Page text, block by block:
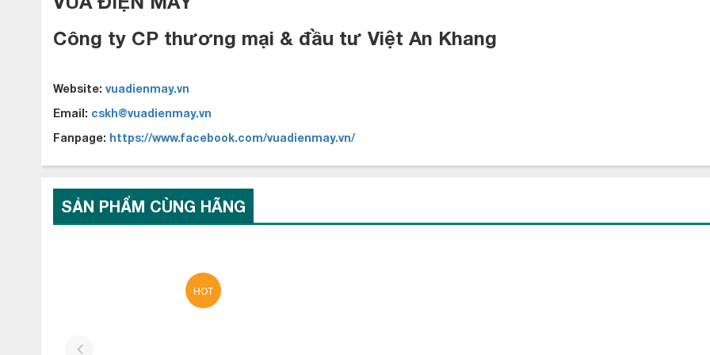
thoải mái dễ chịu, cũng như máy vận hành êm ái giúp bạn có tăng hiệu quả trong công việc cũng như có những phút giây nghỉ
Điều hòa multi Mitsubishi Heavy FDTC25VF p
Công ty CP thương mại & đầu tư Việt An Khang
Website: vuadienmay.vn
Email: cskh@vuadienmay.vn
Fanpage: https://www.facebook.com/vuadienmay.vn/
SẢN PHẨM CÙNG HÃNG
HOT